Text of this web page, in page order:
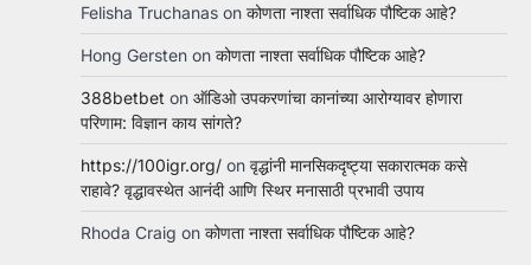
Felisha Truchanas on कोणता नाश्ता सर्वाधिक पौष्टिक आहे?
Hong Gersten on कोणता नाश्ता सर्वाधिक पौष्टिक आहे?
388betbet on ऑडिओ उपकरणांचा कानांच्या आरोग्यावर होणारा
परिणाम: विज्ञान काय सांगते?
https://100igr.org/ on वृद्धांनी मानसिकदृष्ट्या सकारात्मक कसे
राहावे? वृद्धावस्थेत आनंदी आणि स्थिर मनासाठी प्रभावी उपाय
Rhoda Craig on कोणता नाश्ता सर्वाधिक पौष्टिक आहे?